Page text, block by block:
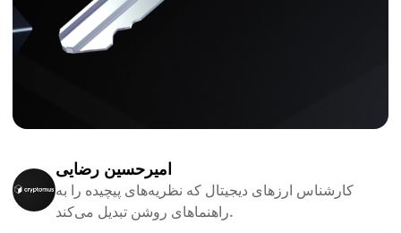
امیرحسین رضایی
کارشناس ارزهای دیجیتال که نظریه‌های پیچیده را به
راهنماهای روشن تبدیل می‌کند.